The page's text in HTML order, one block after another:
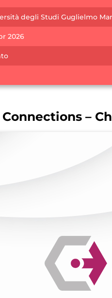
degli Studi Guglielmo
2026
Connections –